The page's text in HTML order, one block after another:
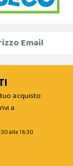
acquisto:
a
alle 16:30